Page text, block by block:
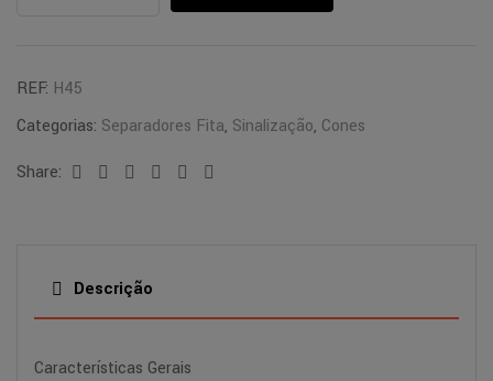
REF: H45
Categorias: Separadores Fita, Sinalização, Cones
Share:
Facebook
TwitterLinkedinGoogle+Pinterest
Descrição
Características Gerais